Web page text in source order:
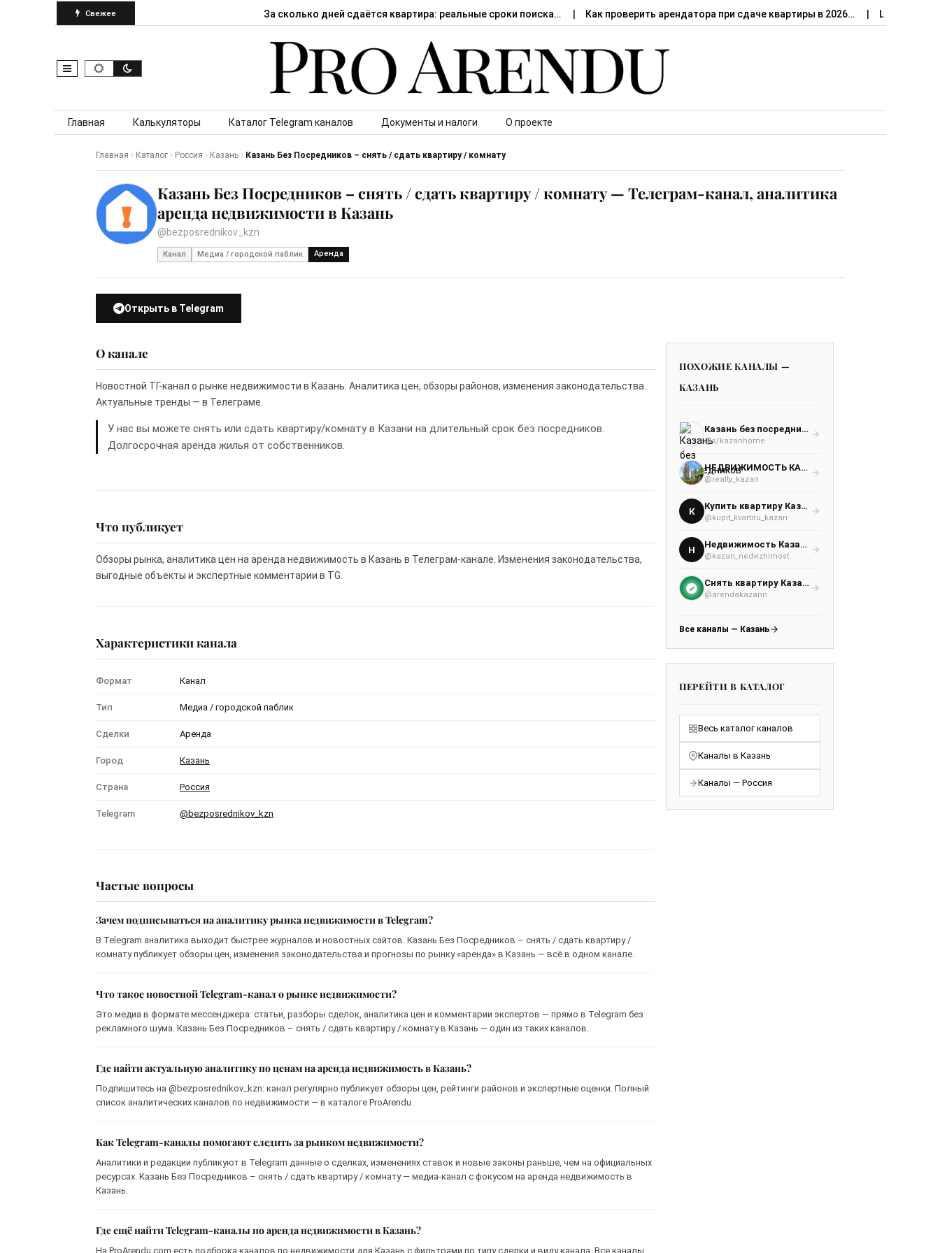
Свежее За сколько дней сдаётся квартира: реальные сроки поиска… Как проверить арендатора при сдаче квартиры в 2026… Штраф за
Skip to content
Главная Калькуляторы Каталог Telegram каналов Документы и налоги О проекте
Главная Каталог Россия Казань Казань Без Посредников – снять / сдать квартиру / комнату
Казань Без Посредников – снять / сдать квартиру / комнату — Телеграм-канал, аналитика
аренда недвижимости в Казань
@bezposrednikov_kzn
Канал Медиа / городской паблик Аренда
Открыть в Telegram
О канале
Новостной ТГ-канал о рынке недвижимости в Казань. Аналитика цен, обзоры районов, изменения законодательства.
Актуальные тренды — в Телеграме.
У нас вы можете снять или сдать квартиру/комнату в Казани на длительный срок без посредников.
Долгосрочная аренда жилья от собственников.
Что публикует
Обзоры рынка, аналитика цен на аренда недвижимость в Казань в Телеграм-канале. Изменения законодательства,
выгодные объекты и экспертные комментарии в TG.
Характеристики канала
Формат Канал
Тип Медиа / городской паблик
Сделки Аренда
Город Казань
Страна Россия
Telegram @bezposrednikov_kzn
Частые вопросы
Зачем подписываться на аналитику рынка недвижимости в Telegram?
В Telegram аналитика выходит быстрее журналов и новостных сайтов. Казань Без Посредников – снять / сдать квартиру /
комнату публикует обзоры цен, изменения законодательства и прогнозы по рынку «аренда» в Казань — всё в одном канале.
Что такое новостной Telegram-канал о рынке недвижимости?
Это медиа в формате мессенджера: статьи, разборы сделок, аналитика цен и комментарии экспертов — прямо в Telegram без
рекламного шума. Казань Без Посредников – снять / сдать квартиру / комнату в Казань — один из таких каналов.
Где найти актуальную аналитику по ценам на аренда недвижимость в Казань?
Подпишитесь на @bezposrednikov_kzn: канал регулярно публикует обзоры цен, рейтинги районов и экспертные оценки. Полный
список аналитических каналов по недвижимости — в каталоге ProArendu.
Как Telegram-каналы помогают следить за рынком недвижимости?
Аналитики и редакции публикуют в Telegram данные о сделках, изменениях ставок и новые законы раньше, чем на официальных
ресурсах. Казань Без Посредников – снять / сдать квартиру / комнату — медиа-канал с фокусом на аренда недвижимость в
Казань.
Где ещё найти Telegram-каналы по аренда недвижимости в Казань?
На ProArendu.com есть подборка каналов по недвижимости для Казань с фильтрами по типу сделки и виду канала. Все каналы
ПОХОЖИЕ КАНАЛЫ —
КАЗАНЬ
Казань без посредников
@s/kazanhome
НЕДВИЖИМОСТЬ КАЗАНИ от ЗАСТРОЙЩИКА 🏙
@realty_kazan
К
Купить квартиру Казань
@kupit_kvartiru_kazan
Н
Недвижимость Казань
@kazan_nedvizhimost
Снять квартиру Казань | Аренда Казань
@arendakazann
Все каналы — Казань
ПЕРЕЙТИ В КАТАЛОГ
Весь каталог каналов
Каналы в Казань
Каналы — Россия